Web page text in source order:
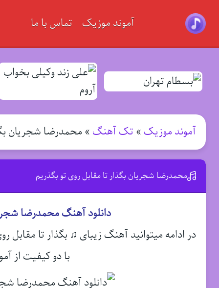
آموند موزیک تماس با ما
آموند موزیک » تک آهنگ » محمدرضا شجریان
محمدرضا شجریان بگذار تا مقابل روی تو بگذریم
دانلود آهنگ محمدرضا
در ادامه میتوانید آهنگ زیبای ♫ بگذار تا مقابل
با دو کیفیت از